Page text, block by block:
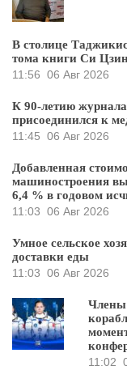
В столице
тома книги Си
11:56 06 Авг 2026
К 90-летию
присоединился к
11:45 06 Авг 2026
Добавленная
машиностроения
6,4 % в годовом
11:03 06 Авг 2026
Умное сельское
доставки еды
11:03 06 Авг 2026
Члены
11:02